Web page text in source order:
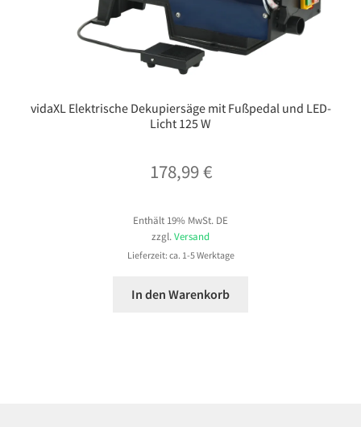
vidaXL Elektrische Dekupiersäge mit Fußpedal und LED-
Licht 125 W
178,99€
Enthält 19% MwSt. DE
zzgl. Versand
Lieferzeit: ca. 1-5 Werktage
In den Warenkorb